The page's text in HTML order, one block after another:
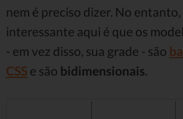
nem é preciso dizer. No
interessante aqui é que os
- em vez disso, sua grade - são
CSS e são bidimensionais